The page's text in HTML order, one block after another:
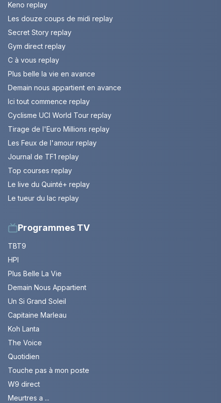
Keno replay
Les douze coups de midi replay
Secret Story replay
Gym direct replay
C à vous replay
Plus belle la vie en avance
Demain nous appartient en avance
Ici tout commence replay
Cyclisme UCI World Tour replay
Tirage de l'Euro Millions replay
Les Feux de l'amour replay
Journal de TF1 replay
Top courses replay
Le live du Quinté+ replay
Le tueur du lac replay
Programmes TV
TBT9
HPI
Plus Belle La Vie
Demain Nous Appartient
Un Si Grand Soleil
Capitaine Marleau
Koh Lanta
The Voice
Quotidien
Touche pas à mon poste
W9 direct
Meurtres a ...